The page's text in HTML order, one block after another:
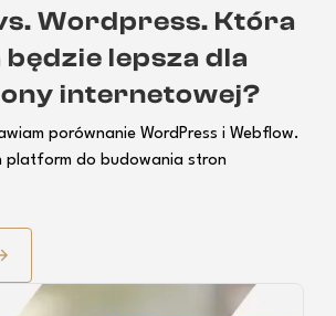
Wordpress. Która
lepsza dla
internetowej?
porównanie WordPress i Webflow.
platform do budowania stron